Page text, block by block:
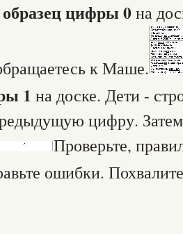
образец цифры 0на
к Маше.
1 на доске. Дети -
цифру.
Проверьте,
ошибки.